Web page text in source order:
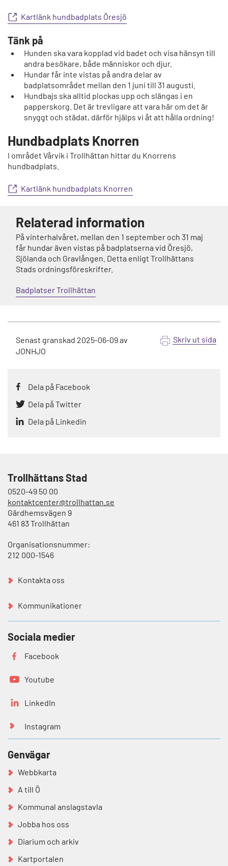
Kartlänk hundbadplats Öresjö
Tänk på
Hunden ska vara kopplad vid badet och visa hänsyn till
andra besökare, både människor och djur.
Hundar får inte vistas på andra delar av
badplatsområdet mellan den 1 juni till 31 augusti.
Hundbajs ska alltid plockas upp och slängas i en
papperskorg. Det är trevligare att vara här om det är
snyggt och städat, därför hjälps vi åt att hålla ordning!
Hundbadplats Knorren
I området Vårvik i Trollhättan hittar du Knorrens
hundbadplats.
Kartlänk hundbadplats Knorren
Relaterad information
På vinterhalvåret, mellan den 1 september och 31 maj
får hundar även vistas på badplatserna vid Öresjö,
Sjölanda och Gravlången. Detta enligt Trollhättans
Stads ordningsföreskrifter.
Badplatser Trollhättan
Senast granskad 2025-06-09av
JONHJO
Skriv ut sida
Dela på Facebook
Dela på Twitter
Dela på Linkedin
Trollhättans Stad
0520-49 50 00
kontaktcenter@trollhattan.se
Gärdhemsvägen 9
461 83 Trollhättan
Organisationsnummer:
212 000-1546
Kontakta oss
Kommunikationer
Sociala medier
Facebook
Youtube
LinkedIn
Instagram
Genvägar
Webbkarta
A till Ö
Kommunal anslagstavla
Jobba hos oss
Diarium och arkiv
Kartportalen